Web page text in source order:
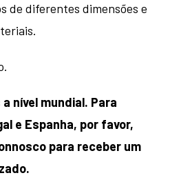
de diferentes dimensões e
nível mundial. Para
e Espanha, por favor,
para receber um